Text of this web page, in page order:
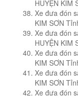
HUYỆN KIM
Xe đưa đón
KIM SƠN
Xe đưa đón
HUYỆN KIM
Xe đưa đón
KIM SƠN
Xe đưa đón
KIM SƠN
Xe đưa đón